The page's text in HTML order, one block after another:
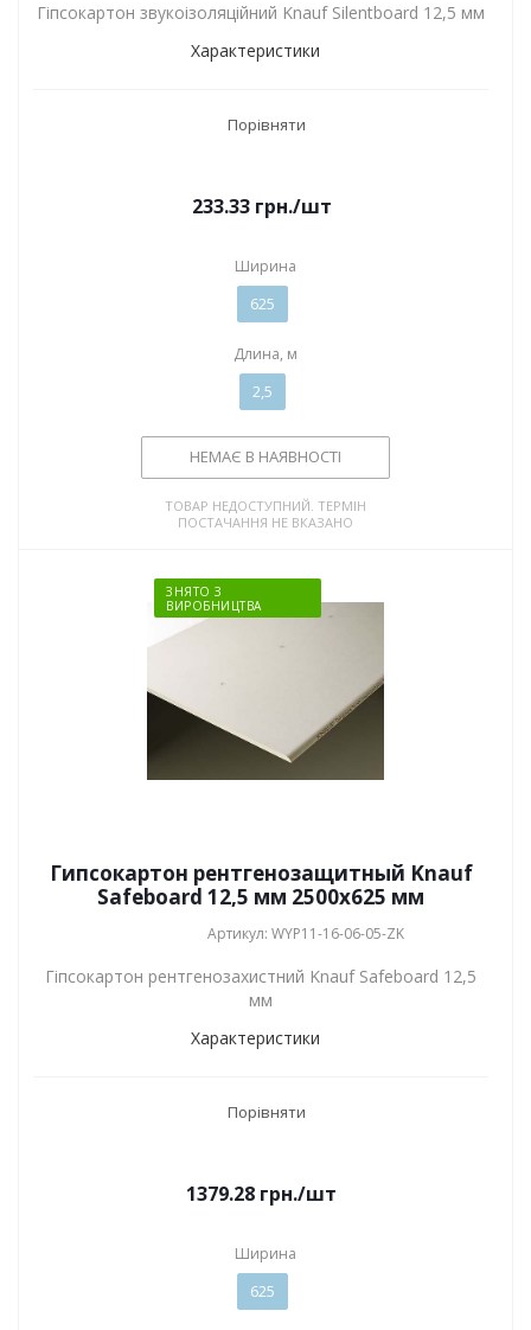
Гіпсокартон звукоізоляційний Knauf Silentboard 12,5 мм
Характеристики
Порівняти
233.33грн./шт
Ширина
625
Длина, м
2,5
НЕМАЄ В НАЯВНОСТІ
ТОВАР НЕДОСТУПНИЙ. ТЕРМІН
ПОСТАЧАННЯ НЕ ВКАЗАНО
ЗНЯТО З
ВИРОБНИЦТВА
Гипсокартон рентгенозащитный Knauf
Safeboard 12,5 мм 2500х625 мм
Артикул: WYP11-16-06-05-ZK
Гіпсокартон рентгенозахистний Knauf Safeboard 12,5
мм
Характеристики
Порівняти
1379.28 грн./шт
Ширина
625